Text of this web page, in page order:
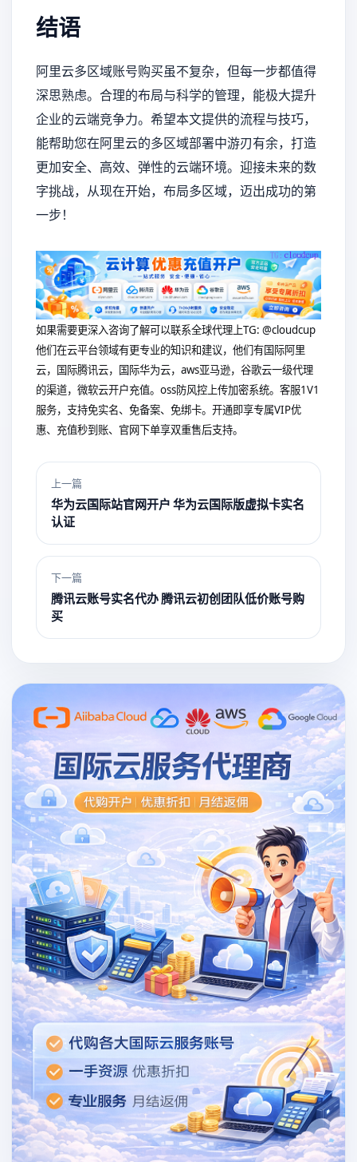
结语
阿里云多区域账号购买虽不复杂，但每一步都值得
深思熟虑。合理的布局与科学的管理，能极大提升
企业的云端竞争力。希望本文提供的流程与技巧，
能帮助您在阿里云的多区域部署中游刃有余，打造
更加安全、高效、弹性的云端环境。迎接未来的数
字挑战，从现在开始，布局多区域，迈出成功的第
一步！
如果需要更深入咨询了解可以联系全球代理上TG: @cloudcup
他们在云平台领域有更专业的知识和建议，他们有国际阿里
云，国际腾讯云，国际华为云，aws亚马逊，谷歌云一级代理
的渠道，微软云开户充值。oss防风控上传加密系统。客服1V1
服务，支持免实名、免备案、免绑卡。开通即享专属VIP优
惠、充值秒到账、官网下单享双重售后支持。
上一篇
华为云国际站官网开户 华为云国际版虚拟卡实名
认证
下一篇
腾讯云账号实名代办 腾讯云初创团队低价账号购
买